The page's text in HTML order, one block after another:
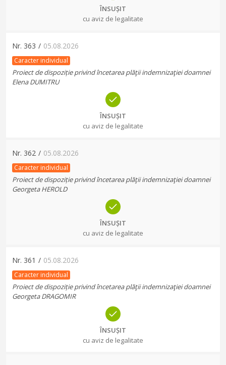
ÎNSUȘIT
cu aviz de legalitate
Nr. 363 / 05.08.2026
Caracter individual
Proiect de dispoziție privind încetarea plăţii indemnizaţiei doamnei
Elena DUMITRU
ÎNSUȘIT
cu aviz de legalitate
Nr. 362 / 05.08.2026
Caracter individual
Proiect de dispoziție privind încetarea plăţii indemnizaţiei doamnei
Georgeta HEROLD
ÎNSUȘIT
cu aviz de legalitate
Nr. 361 / 05.08.2026
Caracter individual
Proiect de dispoziție privind încetarea plăţii indemnizaţiei doamnei
Georgeta DRAGOMIR
ÎNSUȘIT
cu aviz de legalitate